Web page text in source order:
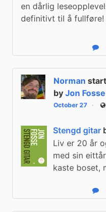
en dårlig
definitivt til å fullføre!
Norman
by Jon Fosse
October 27
Stengd gitar
Liv er 20 år
med sin
kaste boset,